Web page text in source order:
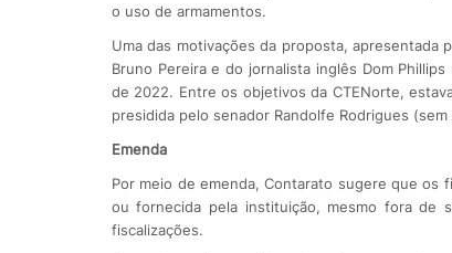
o uso de armamentos.
Uma das motivações da proposta, apresentada
Bruno Pereira e do jornalista inglês Dom
de 2022. Entre os objetivos da CTENorte,
presidida pelo senador Randolfe Rodrigues
Emenda
Por meio de emenda, Contarato sugere que
ou fornecida pela instituição, mesmo fora de
fiscalizações.